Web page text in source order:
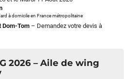
2026 – Aile de wing
à domicile en France métropolitaine
Dom-Tom – Demandez votre devis à